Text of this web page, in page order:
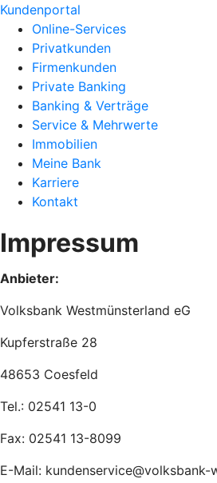
Kundenportal
Online-Services
Privatkunden
Firmenkunden
Private Banking
Banking & Verträge
Service & Mehrwerte
Immobilien
Meine Bank
Karriere
Kontakt
Impressum
Anbieter:
Volksbank Westmünsterland eG
Kupferstraße 28
48653 Coesfeld
Tel.: 02541 13-0
Fax: 02541 13-8099
E-Mail: kundenservice@volksbank-